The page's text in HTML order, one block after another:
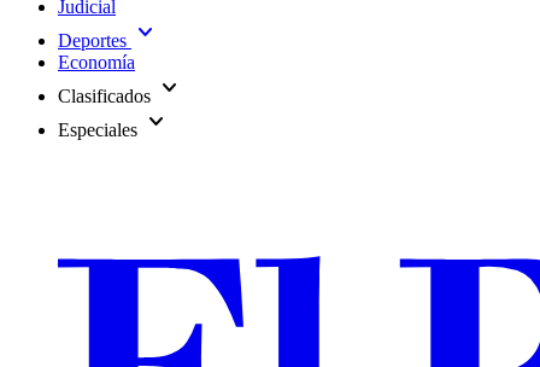
Judicial
Deportes expand_more
Economía
Clasificados expand_more
Especiales expand_more